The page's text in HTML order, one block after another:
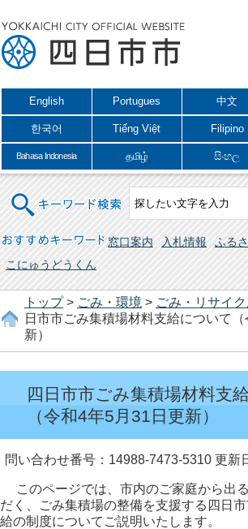
English Portugues 中文
한국어 Tiếng Việt Filipino
Bahasa Indonesia தமிழ் සිංහල
キーワード検索
おすすめキーワード 窓口案内 入札情報
ふる
こにゅうどうくん
トップ> ごみ・環境 > ごみ・リサイ
日市市ごみ集積場材料支給について
新）
四日市市ごみ集積場材料支
（令和4年5月31日更新）
問い合わせ番号：14988-7473-5310 更新
このページでは、市内のご家庭から出
だく、ごみ集積場の整備を支援する四日
給の制度についてご説明いたします。